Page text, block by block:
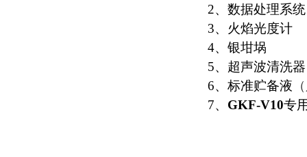
2、数据处
3、火焰光
4、银坩
5、超声波
6、标准贮备液
7、 GKF-V10专